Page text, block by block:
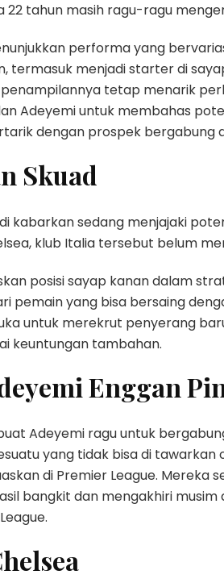
22 tahun masih ragu-ragu
performa yang
termasuk menjadi starter di
tetap menarik
Adeyemi untuk membahas
dengan prospek bergabung
Skuad
kabarkan sedang menjajaki
klub Italia tersebut belum
posisi sayap kanan dalam
pemain yang bisa bersaing
untuk merekrut penyerang
keuntungan tambahan.
Enggan
Adeyemi ragu untuk
yang tidak bisa di tawarkan
di Premier League.
bangkit dan mengakhiri